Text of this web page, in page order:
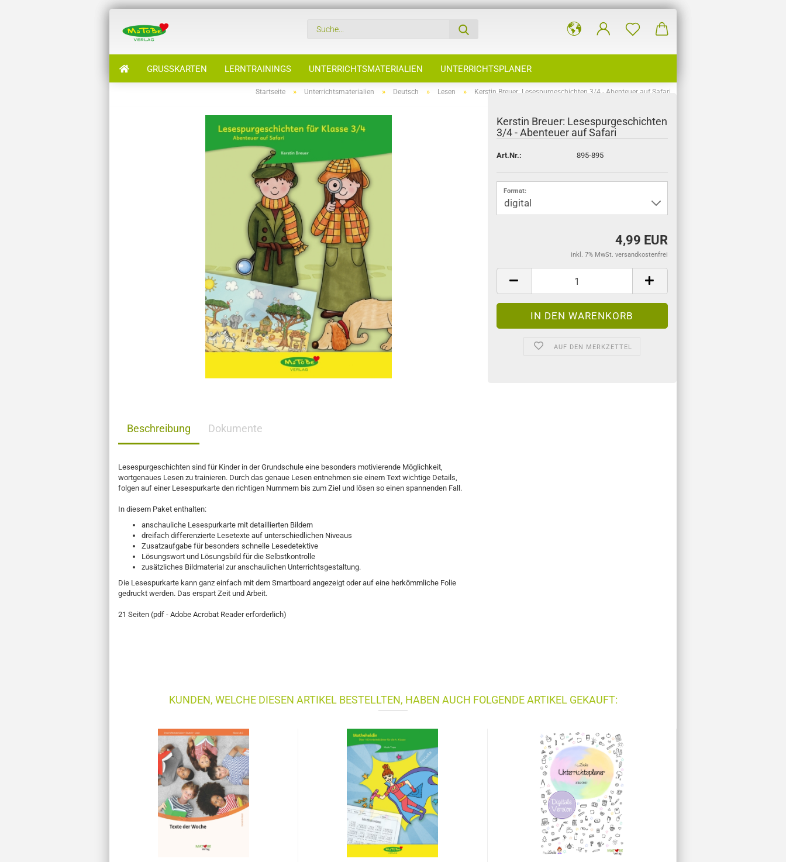
GRUSSKARTEN LERNTRAININGS UNTERRICHTSMATERIALIEN UNTERRICHTSPLANER
Startseite » Unterrichtsmaterialien » Deutsch » Lesen » Kerstin Breuer: Lesespurgeschichten 3/4 - Abenteuer auf Safari
Kerstin Breuer: Lesespurgeschichten
3/4 - Abenteuer auf Safari
Art.Nr.: 895-895
Format:
4,99 EUR
inkl. 7% MwSt. versandkostenfrei
AUF DEN MERKZETTEL
Beschreibung Dokumente
Lesespurgeschichten sind für Kinder in der Grundschule eine besonders motivierende Möglichkeit,
wortgenaues Lesen zu trainieren. Durch das genaue Lesen entnehmen sie einem Text wichtige Details,
folgen auf einer Lesespurkarte den richtigen Nummern bis zum Ziel und lösen so einen spannenden Fall.
In diesem Paket enthalten:
anschauliche Lesespurkarte mit detaillierten Bildern
dreifach differenzierte Lesetexte auf unterschiedlichen Niveaus
Zusatzaufgabe für besonders schnelle Lesedetektive
Lösungswort und Lösungsbild für die Selbstkontrolle
zusätzliches Bildmaterial zur anschaulichen Unterrichtsgestaltung.
Die Lesespurkarte kann ganz einfach mit dem Smartboard angezeigt oder auf eine herkömmliche Folie
gedruckt werden. Das erspart Zeit und Arbeit.
21 Seiten (pdf - Adobe Acrobat Reader erforderlich)
KUNDEN, WELCHE DIESEN ARTIKEL BESTELLTEN, HABEN AUCH FOLGENDE ARTIKEL GEKAUFT: